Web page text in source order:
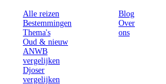
Alle reizen
Bestemmingen
Thema's
Oud & nieuw
ANWB
vergelijken
Djoser
vergelijken
Blog
Over
ons